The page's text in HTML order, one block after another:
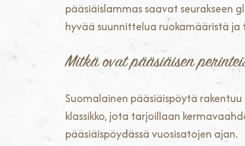
pääsiäislammas saavat seurakseen
hyvää suunnittelua ruokamääristä ja
Mitkä ovat pääsiäisen
Suomalainen pääsiäispöytä rakentuu
klassikko, jota tarjoillaan
pääsiäispöydässä vuosisatojen ajan.